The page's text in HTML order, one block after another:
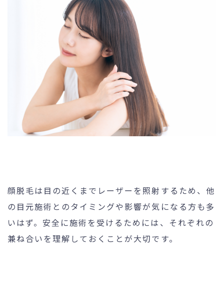
顔脱毛は目の近くまでレーザーを照射するため、他
の目元施術とのタイミングや影響が気になる方も多
いはず。安全に施術を受けるためには、それぞれの
兼ね合いを理解しておくことが大切です。